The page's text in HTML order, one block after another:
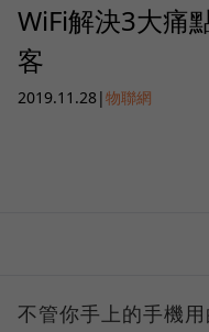
WiFi解決3大痛
客
2019.11.28|物聯網
不管你手上的手機